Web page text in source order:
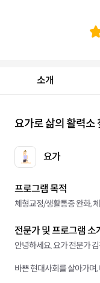
소개
요가로 삶의 활력소
요가
프로그램 목적
체형교정/생활통증 완화,
전문가 및 프로그램 소
안녕하세요. 요가 전문가
바쁜 현대사회를 살아가며